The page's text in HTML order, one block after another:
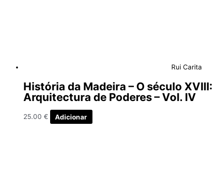
Rui Carita
História da Madeira – O século XVIII:
Arquitectura de Poderes – Vol. IV
25.00 € Adicionar